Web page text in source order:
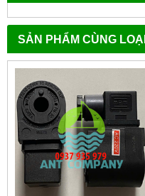
SẢN PHẨM CÙNG